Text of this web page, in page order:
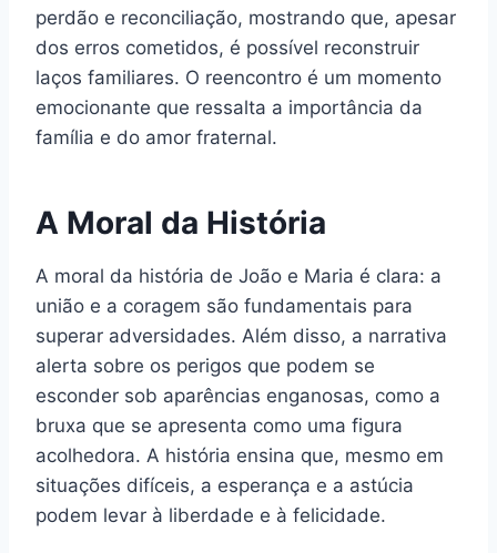
perdão e reconciliação, mostrando que, apesar
dos erros cometidos, é possível reconstruir
laços familiares. O reencontro é um momento
emocionante que ressalta a importância da
família e do amor fraternal.
A Moral da História
A moral da história de João e Maria é clara: a
união e a coragem são fundamentais para
superar adversidades. Além disso, a narrativa
alerta sobre os perigos que podem se
esconder sob aparências enganosas, como a
bruxa que se apresenta como uma figura
acolhedora. A história ensina que, mesmo em
situações difíceis, a esperança e a astúcia
podem levar à liberdade e à felicidade.